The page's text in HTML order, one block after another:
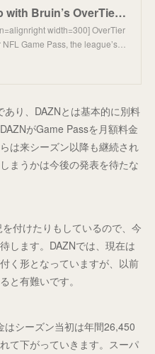
NFL expands partnership with Bruin’s OverTier using Deltatre for OTT tech
width=300] OverTier
Game Pass, the league’s…
り、DAZNとは基本的に別料
がGame Passを月額料金
は来シーズン以降も継続され
まうかは今後の発表を待たな
付けたりもしているので、今
します。DAZNでは、現在は
く形となっていますが、以前
と有難いです。
シーズン当初は年間26,450
て下がっていきます。スーパ